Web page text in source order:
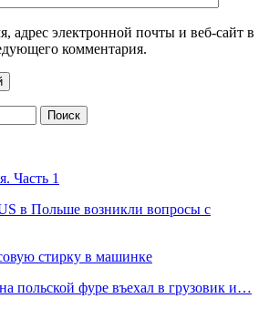
адрес электронной почты и веб-сайт в
комментария.
Часть 1
в Польше возникли вопросы с
стирку в машинке
польской фуре въехал в грузовик и…